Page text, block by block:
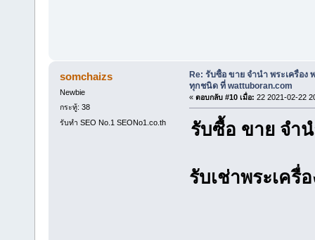
somchaizs
Newbie
กระทู้: 38
รับทำ SEO No.1 SEONo1.co.th
Re: รับซื้อ ขาย จำนำ พระเครื่อง
ทุกชนิด ที่ wattuboran.com
« ตอบกลับ #10 เมื่อ: 22 2021-02-22
รับซื้อ ขาย จำ
รับเช่าพระเครื่